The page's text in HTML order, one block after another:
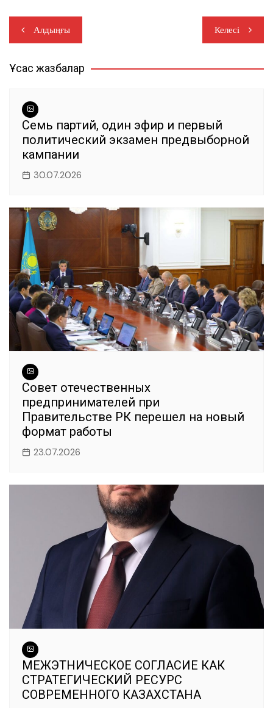
c
e
b
o
k
at
s
A
e
gr
a
m
r ть
Навигация
по
записям
Алдыңғы Келесі
Ұқсас жазбалар
Семь партий, один эфир и первый
политический экзамен предвыборной
кампании
30.07.2026
Совет отечественных
предпринимателей при
Правительстве РК перешел на новый
формат работы
23.07.2026
МЕЖЭТНИЧЕСКОЕ СОГЛАСИЕ КАК
СТРАТЕГИЧЕСКИЙ РЕСУРС
СОВРЕМЕННОГО КАЗАХСТАНА